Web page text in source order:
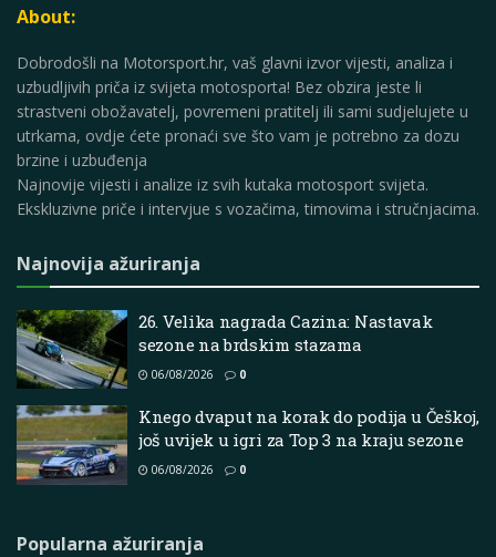
About:
Dobrodošli na Motorsport.hr, vaš glavni izvor vijesti, analiza i
uzbudljivih priča iz svijeta motosporta! Bez obzira jeste li
strastveni obožavatelj, povremeni pratitelj ili sami sudjelujete u
utrkama, ovdje ćete pronaći sve što vam je potrebno za dozu
brzine i uzbuđenja
Najnovije vijesti i analize iz svih kutaka motosport svijeta.
Ekskluzivne priče i intervjue s vozačima, timovima i stručnjacima.
Najnovija ažuriranja
26. Velika nagrada Cazina: Nastavak
sezone na brdskim stazama
06/08/2026 0
Knego dvaput na korak do podija u Češkoj,
još uvijek u igri za Top 3 na kraju sezone
06/08/2026 0
Popularna ažuriranja